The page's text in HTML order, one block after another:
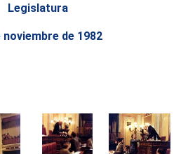
Legislatura
noviembre de 1982